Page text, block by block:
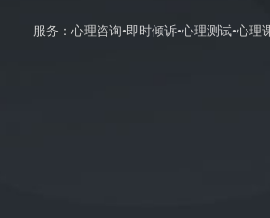
服务：心理咨询•即时倾诉•心理测试•心理